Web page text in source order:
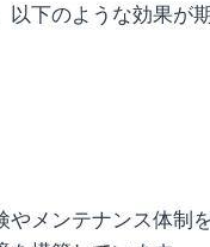
下のような効果が
やメンテナンス体制